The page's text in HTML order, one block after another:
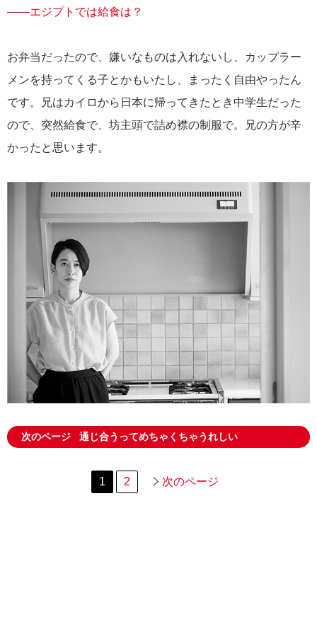
――エジプトでは給食は？
お弁当だったので、嫌いなものは入れないし、カップラー
メンを持ってくる子とかもいたし、まったく自由やったん
です。兄はカイロから日本に帰ってきたとき中学生だった
ので、突然給食で、坊主頭で詰め襟の制服で。兄の方が辛
かったと思います。
次のページ 通じ合うってめちゃくちゃうれしい
1 2 次のページ